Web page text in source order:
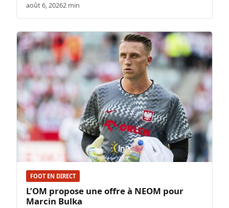
août 6, 20262 min
FOOT EN DIRECT
L’OM propose une offre à NEOM pour
Marcin Bulka